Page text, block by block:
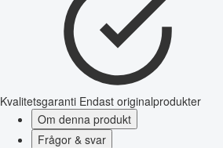
Kvalitetsgaranti Endast originalprodukter
Om denna produkt
Frågor & svar